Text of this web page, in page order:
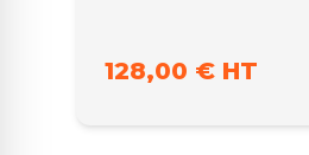
128,00 € HT